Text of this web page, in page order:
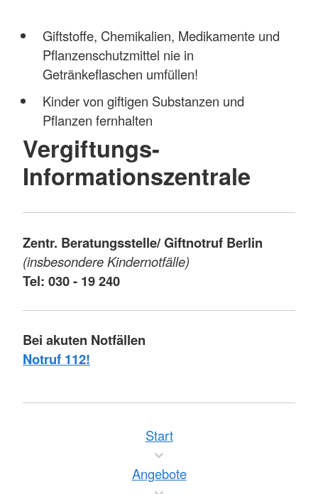
Giftstoffe, Chemikalien, Medikamente und
Pflanzenschutzmittel nie in
Getränkeflaschen umfüllen!
Kinder von giftigen Substanzen und
Pflanzen fernhalten
Vergiftungs-
Informationszentrale
Zentr. Beratungsstelle/ Giftnotruf Berlin
(insbesondere Kindernotfälle)
Tel: 030 - 19 240
Bei akuten Notfällen
Notruf 112!
Start
Angebote